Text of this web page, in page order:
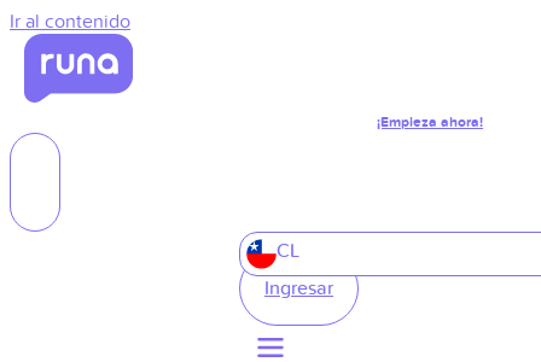
Ir al contenido
¡Empieza ahora!
CL
Ingresar